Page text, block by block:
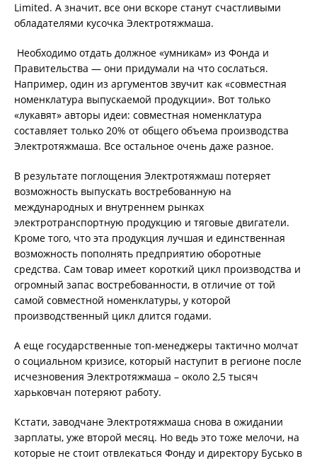
Limited. А значит, все они вскоре станут счастливыми
обладателями кусочка Электротяжмаша.
Необходимо отдать должное «умникам» из Фонда и
Правительства — они придумали на что сослаться.
Например, один из аргументов звучит как «совместная
номенклатура выпускаемой продукции». Вот только
«лукавят» авторы идеи: совместная номенклатура
составляет только 20% от общего объема производства
Электротяжмаша. Все остальное очень даже разное.
В результате поглощения Электротяжмаш потеряет
возможность выпускать востребованную на
международных и внутреннем рынках
электротранспортную продукцию и тяговые двигатели.
Кроме того, что эта продукция лучшая и единственная
возможность пополнять предприятию оборотные
средства. Сам товар имеет короткий цикл производства и
огромный запас востребованности, в отличие от той
самой совместной номенклатуры, у которой
производственный цикл длится годами.
А еще государственные топ-менеджеры тактично молчат
о социальном кризисе, который наступит в регионе после
исчезновения Электротяжмаша – около 2,5 тысяч
харьковчан потеряют работу.
Кстати, заводчане Электротяжмаша снова в ожидании
зарплаты, уже второй месяц. Но ведь это тоже мелочи, на
которые не стоит отвлекаться Фонду и директору Бусько в